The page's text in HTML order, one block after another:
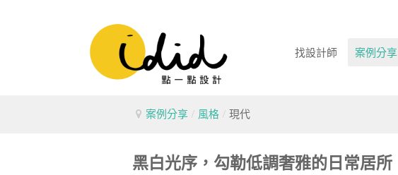
找設計師 案例分享
案例分享 / 風格 / 現代
黑白光序，勾勒低調奢雅的日常居所